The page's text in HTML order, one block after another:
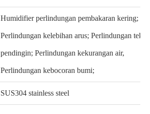
Humidifier perlindungan pembakaran kering;
Perlindungan kelebihan arus; Perlindungan
pendingin; Perlindungan kekurangan air,
Perlindungan kebocoran bumi;
SUS304 stainless steel